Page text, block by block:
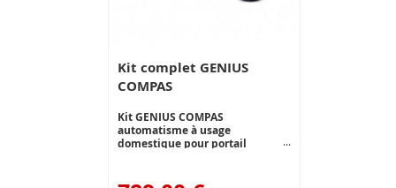
Kit complet GENIUS
COMPAS
Kit GENIUS COMPAS
automatisme à usage
domestique pour portail
articulé. Le kit 24V ré-inverse sur